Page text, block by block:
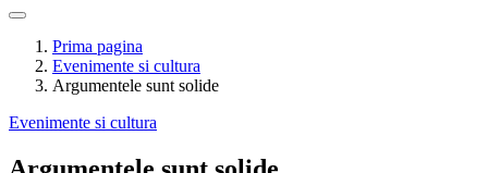
Prima pagina
Evenimente si cultura
Argumentele sunt solide
Evenimente si cultura